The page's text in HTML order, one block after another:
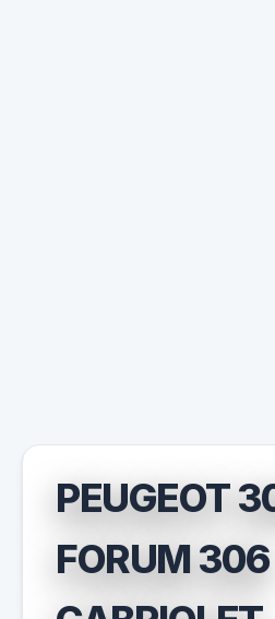
PEUGEOT
FORUM 306